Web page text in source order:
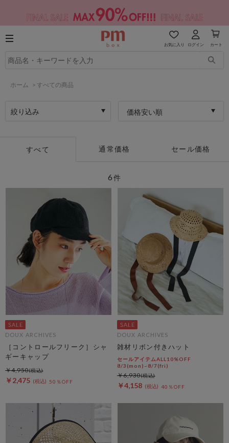
お気に入り ログイン カート
ホーム > すべての商品
絞り込み 価格安い順
すべて 通常価格 セール価格
6件
DOUX ARCHIVES
［コントロールフリーク］シャ
ギーキャップ
￥2,475 50％OFF
￥4,950
DOUX ARCHIVES
雑材リボン付きハット
セールアイテムALL10%OFF
8/3(mon)~8/7(fri)
￥4,158 40％OFF
￥6,930